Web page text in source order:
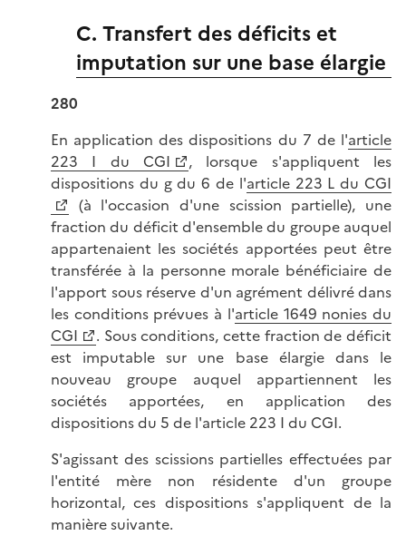
C. Transfert des déficits et
imputation sur une base élargie
280
En application des dispositions du 7 de l'article
223 I du CGI
, lorsque s'appliquent les
dispositions du g du 6 de l'article 223 L du CGI
(à l'occasion d'une scission partielle), une
fraction du déficit d'ensemble du groupe auquel
appartenaient les sociétés apportées peut être
transférée à la personne morale bénéficiaire de
l'apport sous réserve d'un agrément délivré dans
les conditions prévues à l'article 1649 nonies du
CGI
. Sous conditions, cette fraction de déficit
est imputable sur une base élargie dans le
nouveau groupe auquel appartiennent les
sociétés apportées, en application des
dispositions du 5 de l'article 223 I du CGI.
S'agissant des scissions partielles effectuées par
l'entité mère non résidente d'un groupe
horizontal, ces dispositions s'appliquent de la
manière suivante.